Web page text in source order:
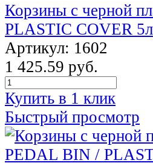
Корзины с черной
PLASTIC COVER 5л
Артикул: 1602
1 425.59 руб.
Купить в 1 клик
Быстрый просмотр